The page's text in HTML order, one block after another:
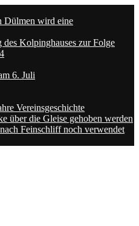
Dülmen wird eine
des Kolpinghauses zur Folge
6. Juli
Vereinsgeschichte
über die Gleise gehoben werden
Feinschliff noch verwendet